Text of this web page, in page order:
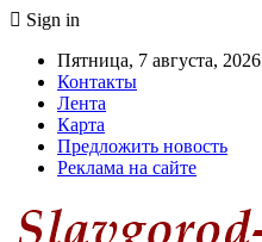
Sign in
Пятница, 7 августа, 2026
Контакты
Лента
Карта
Предложить новость
Реклама на сайте